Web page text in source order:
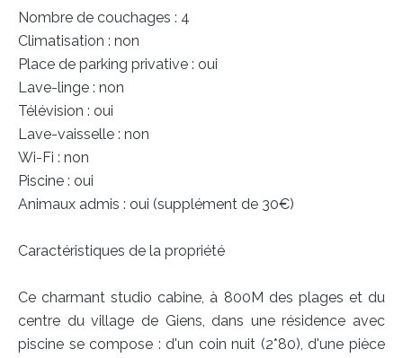
Nombre de couchages : 4
Climatisation : non
Place de parking privative : oui
Lave-linge : non
Télévision : oui
Lave-vaisselle : non
Wi-Fi : non
Piscine : oui
Animaux admis : oui (supplément de 30€)
Caractéristiques de la propriété
Ce charmant studio cabine, à 800M des plages et du
centre du village de Giens, dans une résidence avec
piscine se compose : d'un coin nuit (2*80), d'une pièce